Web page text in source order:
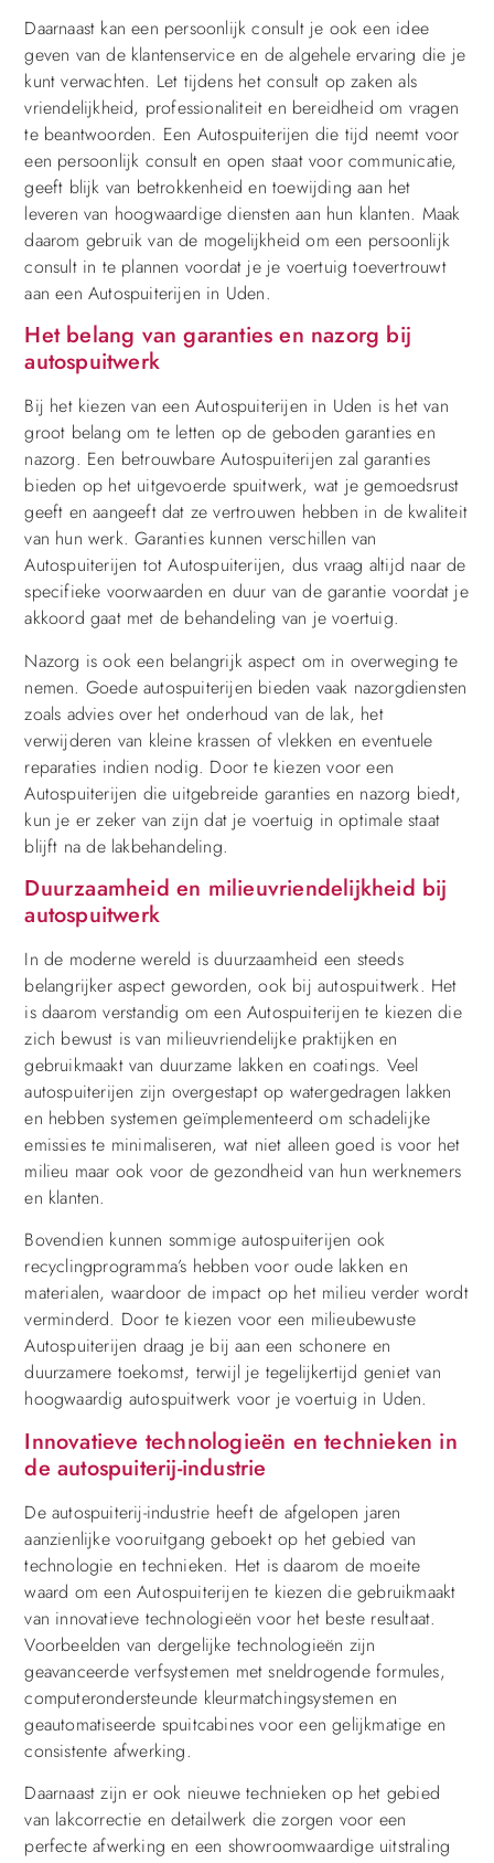
Daarnaast kan een persoonlijk consult je ook een idee
geven van de klantenservice en de algehele ervaring die je
kunt verwachten. Let tijdens het consult op zaken als
vriendelijkheid, professionaliteit en bereidheid om vragen
te beantwoorden. Een Autospuiterijen die tijd neemt voor
een persoonlijk consult en open staat voor communicatie,
geeft blijk van betrokkenheid en toewijding aan het
leveren van hoogwaardige diensten aan hun klanten. Maak
daarom gebruik van de mogelijkheid om een persoonlijk
consult in te plannen voordat je je voertuig toevertrouwt
aan een Autospuiterijen in Uden.
Het belang van garanties en nazorg bij
autospuitwerk
Bij het kiezen van een Autospuiterijen in Uden is het van
groot belang om te letten op de geboden garanties en
nazorg. Een betrouwbare Autospuiterijen zal garanties
bieden op het uitgevoerde spuitwerk, wat je gemoedsrust
geeft en aangeeft dat ze vertrouwen hebben in de kwaliteit
van hun werk. Garanties kunnen verschillen van
Autospuiterijen tot Autospuiterijen, dus vraag altijd naar de
specifieke voorwaarden en duur van de garantie voordat je
akkoord gaat met de behandeling van je voertuig.
Nazorg is ook een belangrijk aspect om in overweging te
nemen. Goede autospuiterijen bieden vaak nazorgdiensten
zoals advies over het onderhoud van de lak, het
verwijderen van kleine krassen of vlekken en eventuele
reparaties indien nodig. Door te kiezen voor een
Autospuiterijen die uitgebreide garanties en nazorg biedt,
kun je er zeker van zijn dat je voertuig in optimale staat
blijft na de lakbehandeling.
Duurzaamheid en milieuvriendelijkheid bij
autospuitwerk
In de moderne wereld is duurzaamheid een steeds
belangrijker aspect geworden, ook bij autospuitwerk. Het
is daarom verstandig om een Autospuiterijen te kiezen die
zich bewust is van milieuvriendelijke praktijken en
gebruikmaakt van duurzame lakken en coatings. Veel
autospuiterijen zijn overgestapt op watergedragen lakken
en hebben systemen geïmplementeerd om schadelijke
emissies te minimaliseren, wat niet alleen goed is voor het
milieu maar ook voor de gezondheid van hun werknemers
en klanten.
Bovendien kunnen sommige autospuiterijen ook
recyclingprogramma’s hebben voor oude lakken en
materialen, waardoor de impact op het milieu verder wordt
verminderd. Door te kiezen voor een milieubewuste
Autospuiterijen draag je bij aan een schonere en
duurzamere toekomst, terwijl je tegelijkertijd geniet van
hoogwaardig autospuitwerk voor je voertuig in Uden.
Innovatieve technologieën en technieken in
de autospuiterij-industrie
De autospuiterij-industrie heeft de afgelopen jaren
aanzienlijke vooruitgang geboekt op het gebied van
technologie en technieken. Het is daarom de moeite
waard om een Autospuiterijen te kiezen die gebruikmaakt
van innovatieve technologieën voor het beste resultaat.
Voorbeelden van dergelijke technologieën zijn
geavanceerde verfsystemen met sneldrogende formules,
computerondersteunde kleurmatchingsystemen en
geautomatiseerde spuitcabines voor een gelijkmatige en
consistente afwerking.
Daarnaast zijn er ook nieuwe technieken op het gebied
van lakcorrectie en detailwerk die zorgen voor een
perfecte afwerking en een showroomwaardige uitstraling